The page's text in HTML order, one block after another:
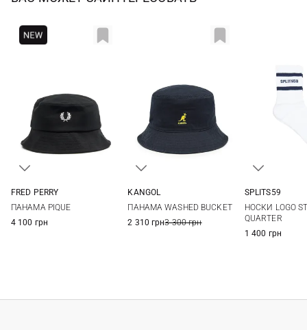
FRED PERRY
ПАНАМА PIQUE
4 100 грн
KANGOL
ПАНАМА WASHED BUCKET
2 310 грн3 300 грн
SPLITS59
НОСКИ LOGO
QUARTER
1 400 грн